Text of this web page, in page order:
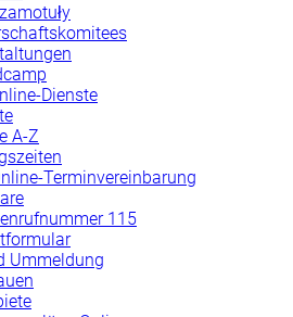
Dienste
A-Z
Terminvereinbarung
115
Ummeldung